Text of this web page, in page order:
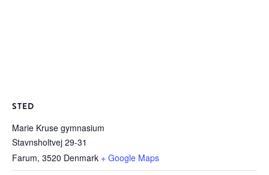
STED
Marie Kruse gymnasium
Stavnsholtvej 29-31
Farum, 3520 Denmark + Google Maps